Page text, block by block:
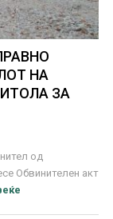
НА
ЗА
од
Обвинителен акт